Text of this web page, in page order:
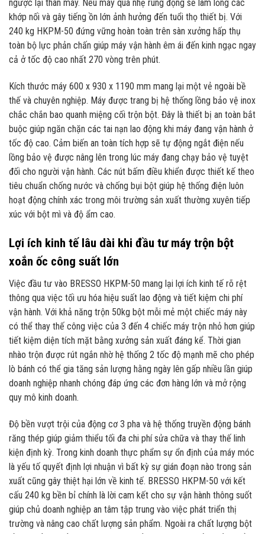
ngược lại thân máy. Nếu máy quá nhẹ rung động sẽ làm lỏng các
khớp nối và gây tiếng ồn lớn ảnh hưởng đến tuổi thọ thiết bị. Với
240 kg HKPM-50 đứng vững hoàn toàn trên sàn xưởng hấp thụ
toàn bộ lực phản chấn giúp máy vận hành êm ái đến kinh ngạc ngay
cả ở tốc độ cao nhất 270 vòng trên phút.
Kích thước máy 600 x 930 x 1190 mm mang lại một vẻ ngoài bề
thế và chuyên nghiệp. Máy được trang bị hệ thống lồng bảo vệ inox
chắc chắn bao quanh miệng cối trộn bột. Đây là thiết bị an toàn bắt
buộc giúp ngăn chặn các tai nạn lao động khi máy đang vận hành ở
tốc độ cao. Cảm biến an toàn tích hợp sẽ tự động ngắt điện nếu
lồng bảo vệ được nâng lên trong lúc máy đang chạy bảo vệ tuyệt
đối cho người vận hành. Các nút bấm điều khiển được thiết kế theo
tiêu chuẩn chống nước và chống bụi bột giúp hệ thống điện luôn
hoạt động chính xác trong môi trường sản xuất thường xuyên tiếp
xúc với bột mì và độ ẩm cao.
Lợi ích kinh tế lâu dài khi đầu tư máy trộn bột
xoắn ốc công suất lớn
Việc đầu tư vào BRESSO HKPM-50 mang lại lợi ích kinh tế rõ rệt
thông qua việc tối ưu hóa hiệu suất lao động và tiết kiệm chi phí
vận hành. Với khả năng trộn 50kg bột mỗi mẻ một chiếc máy này
có thể thay thế công việc của 3 đến 4 chiếc máy trộn nhỏ hơn giúp
tiết kiệm diện tích mặt bằng xưởng sản xuất đáng kể. Thời gian
nhào trộn được rút ngắn nhờ hệ thống 2 tốc độ mạnh mẽ cho phép
lò bánh có thể gia tăng sản lượng hằng ngày lên gấp nhiều lần giúp
doanh nghiệp nhanh chóng đáp ứng các đơn hàng lớn và mở rộng
quy mô kinh doanh.
Độ bền vượt trội của động cơ 3 pha và hệ thống truyền động bánh
răng thép giúp giảm thiểu tối đa chi phí sửa chữa và thay thế linh
kiện định kỳ. Trong kinh doanh thực phẩm sự ổn định của máy móc
là yếu tố quyết định lợi nhuận vì bất kỳ sự gián đoạn nào trong sản
xuất cũng gây thiệt hại lớn về kinh tế. BRESSO HKPM-50 với kết
cấu 240 kg bền bỉ chính là lời cam kết cho sự vận hành thông suốt
giúp chủ doanh nghiệp an tâm tập trung vào việc phát triển thị
trường và nâng cao chất lượng sản phẩm. Ngoài ra chất lượng bột